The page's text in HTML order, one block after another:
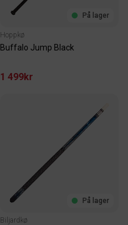
På lager
Hoppkø
Buffalo Jump Black
1 499kr
På lager
Biljardkø